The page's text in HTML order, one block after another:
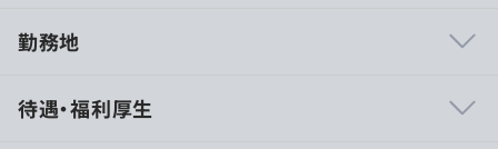
■1on1面談：月1回以上の頻度で1対1で面談を実施。業
勤務地
待遇・福利厚生